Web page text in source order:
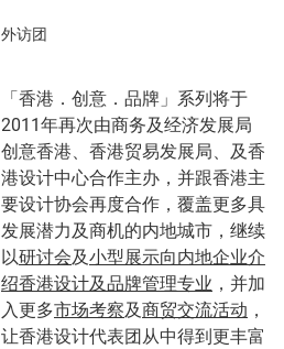
外访团
「香港．创意．品牌」系列将于
2011年再次由商务及经济发展局
创意香港、香港贸易发展局、及香
港设计中心合作主办，并跟香港主
要设计协会再度合作，覆盖更多具
发展潜力及商机的内地城市，继续
以研讨会及小型展示向内地企业介
绍香港设计及品牌管理专业 ，并加
入更多市场考察及商贸交流活动 ，
让香港设计代表团从中得到更丰富